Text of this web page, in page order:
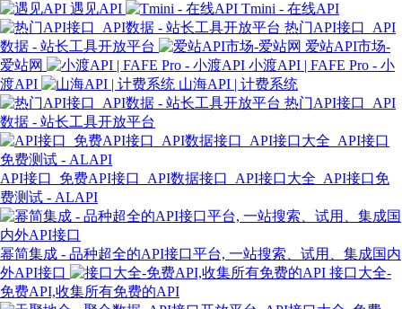
遇见API
Tmini - 在线API
热门API接口_API
数据 - 站长工具开放平台
爱站API市场-
爱站网
小渡API | FAFE Pro - 小
渡API
山海API | 计费系统
热门API接口_API
数据 - 站长工具开放平台
API接口_免费API接口_API数据接口_API接口大全_API接口免
费测试 - ALAPI
幂简集成 - 品种超全的API接口平台, 一站搜索、试用、集成国内
外API接口
接口大全-
免费API,收集所有免费的API